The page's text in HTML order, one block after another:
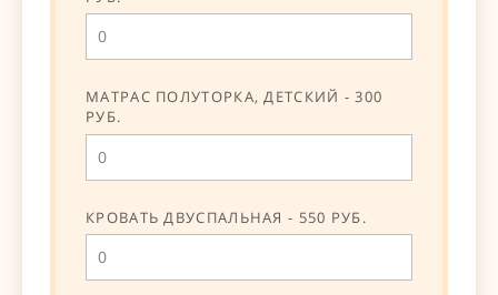
МАТРАС ПОЛУТОРКА, ДЕТСКИЙ - 300
РУБ.
КРОВАТЬ ДВУСПАЛЬНАЯ - 550 РУБ.